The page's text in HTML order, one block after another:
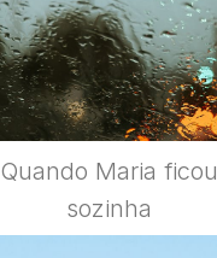
Quando Maria ficou
sozinha